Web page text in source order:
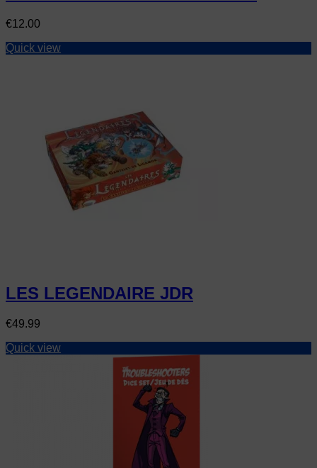
Price
€12.00
Quick view
LES LEGENDAIRE JDR
Price
€49.99
Quick view